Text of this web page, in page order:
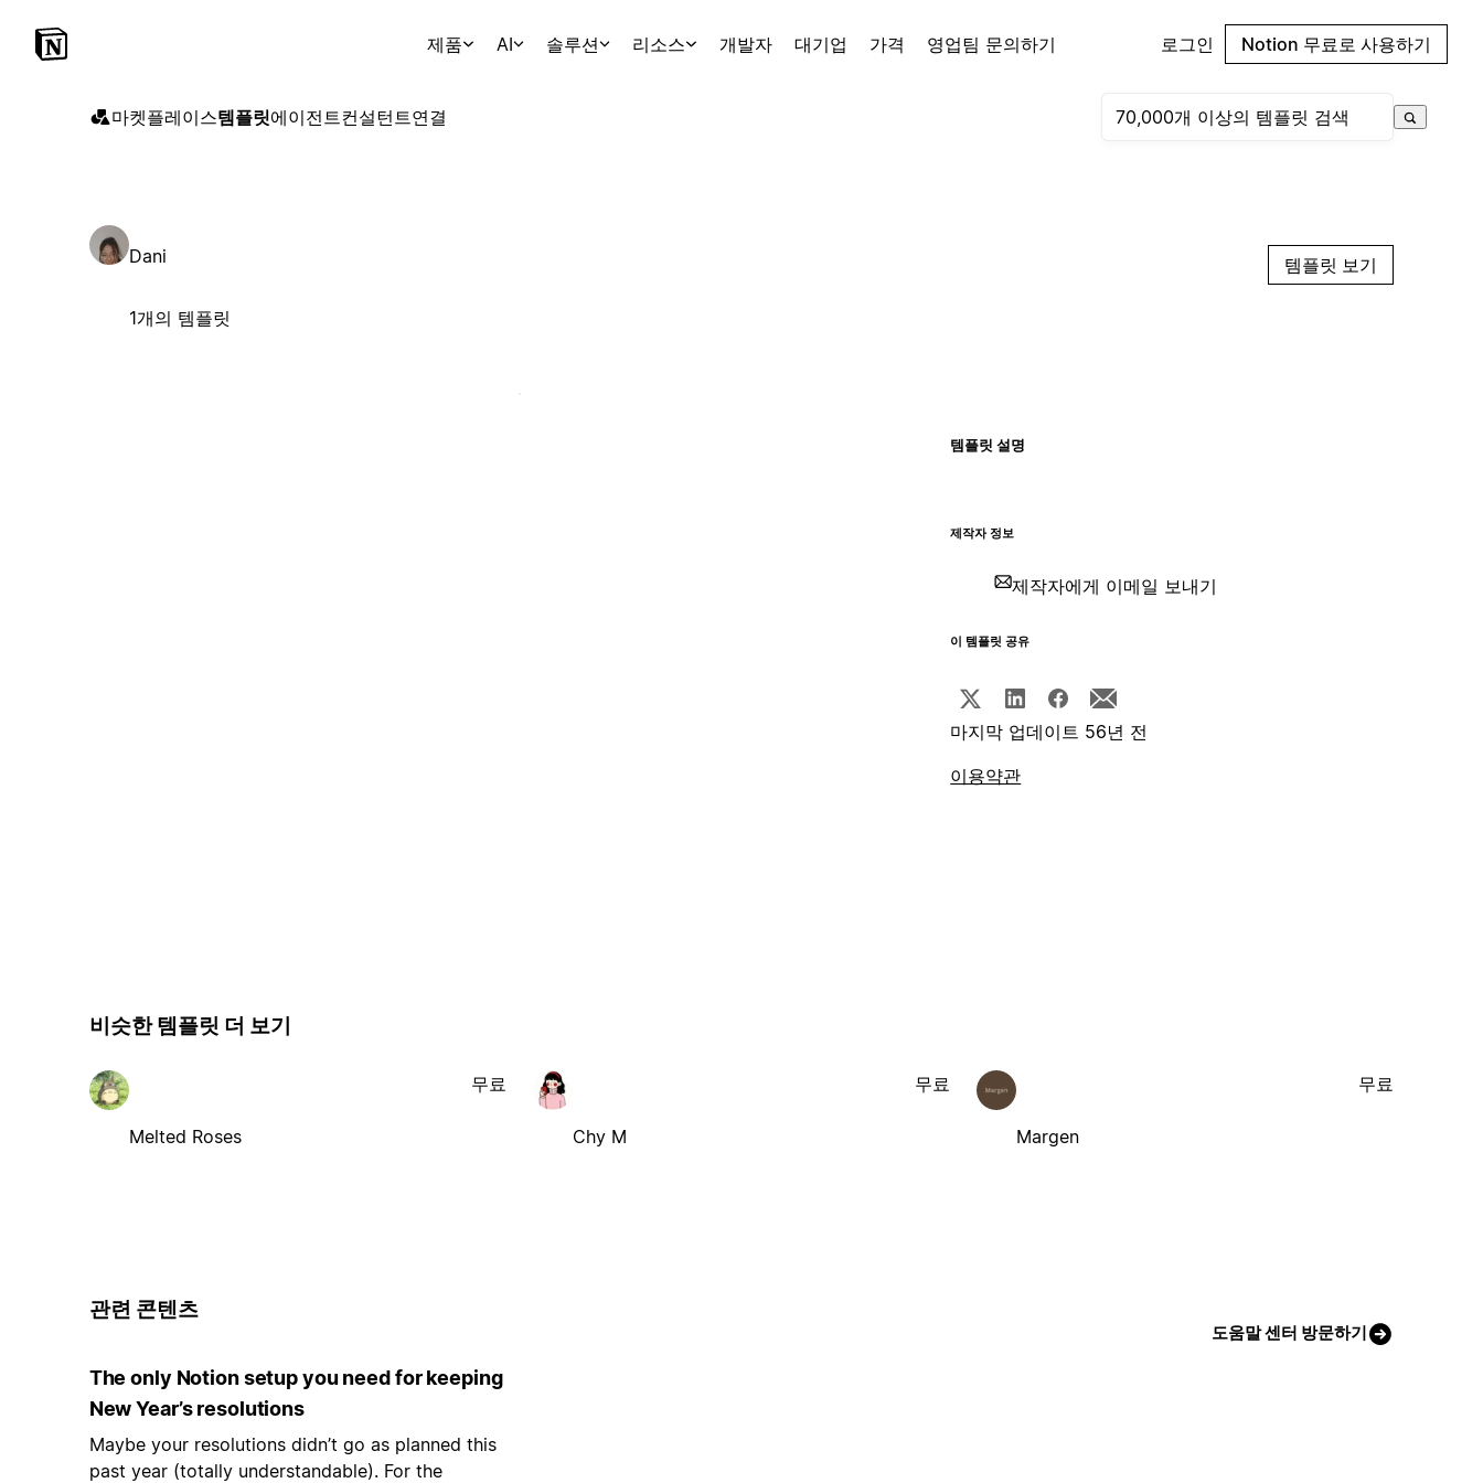
제품 AI 솔루션 리소스 개발자 대기업 가격 영업팀 문의하기 로그인 Notion 무료로 사용하기
마켓플레이스템플릿에이전트컨설턴트연결
Dani
1개의 템플릿
템플릿 보기
템플릿 설명
제작자 정보
제작자에게 이메일 보내기
이 템플릿 공유
마지막 업데이트 56년 전
이용약관
비슷한 템플릿 더 보기
Melted Roses
무료
Chy M
무료
Margen
무료
관련 콘텐츠
도움말 센터 방문하기
The only Notion setup you need for keeping
New Year’s resolutions
Maybe your resolutions didn’t go as planned this
past year (totally understandable). For the